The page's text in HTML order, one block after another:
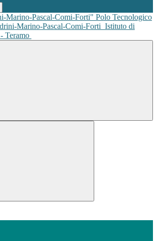
Polo Tecnologico
Marino-Pascal-Comi-Forti Istituto di
Teramo